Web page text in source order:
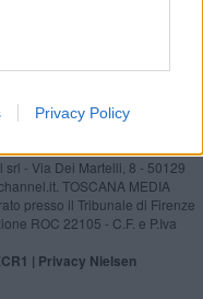
Privacy Policy
- Via Dei Martelli, 8 - 50129
TOSCANA MEDIA
presso il Tribunale di Firenze
ROC 22105 - C.F. e P.Iva
| Privacy Nielsen